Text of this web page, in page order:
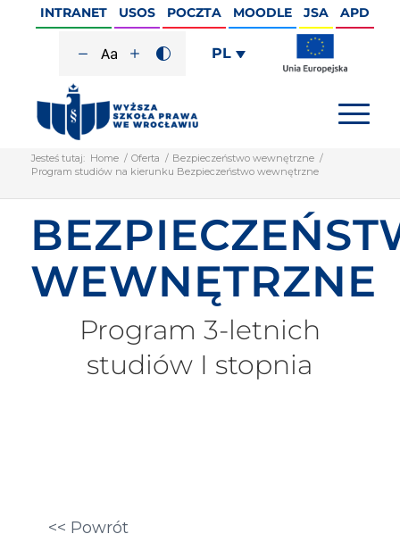
INTRANET USOS POCZTA MOODLE JSA APD
PL
Jesteś tutaj: Home / Oferta / Bezpieczeństwo wewnętrzne /
Program studiów na kierunku Bezpieczeństwo wewnętrzne
WEWNĘTRZNE
Program 3-letnich
studiów I stopnia
<< Powrót